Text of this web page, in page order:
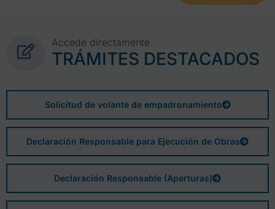
Accede directamente
TRÁMITES DESTACADOS
Solicitud de volante de empadronamiento
Declaración Responsable para Ejecución de Obras
Declaración Responsable (Aperturas)